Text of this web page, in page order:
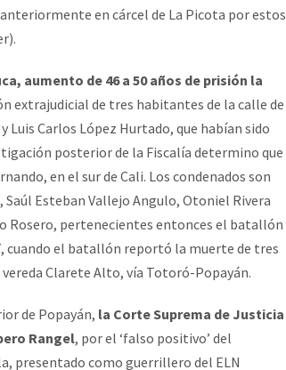
en cárcel de La Picota por estos
aumento de 46 a 50 años de prisión la
extrajudicial de tres habitantes de la calle de
Carlos López Hurtado, que habían sido
posterior de la Fiscalía determino que
en el sur de Cali. Los condenados son
Saúl Esteban Vallejo Angulo, Otoniel Rivera
Rosero, pertenecientes entonces el batallón
cuando el batallón reportó la muerte de tres
Clarete Alto, vía Totoró-Popayán.
de Popayán, la Corte Suprema de Justicia
Rangel, por el ‘falso positivo’ del
presentado como guerrillero del ELN